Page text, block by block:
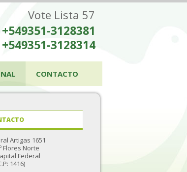
Vote Lista 57
+549351-3128381
+549351-3128314
CONTACTO
Artigas 1651
Flores Norte
Federal
1416)